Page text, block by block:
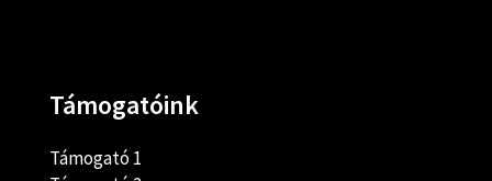
Támogatóink
Támogató 1